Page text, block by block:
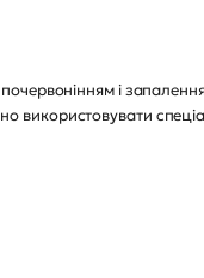
і
використовувати